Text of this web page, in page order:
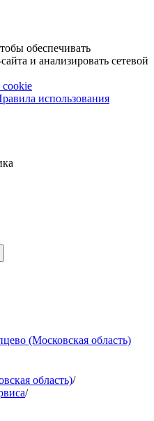
обеспечивать
и анализировать сетевой
cookie
использования
(Московская область)
область)/
/